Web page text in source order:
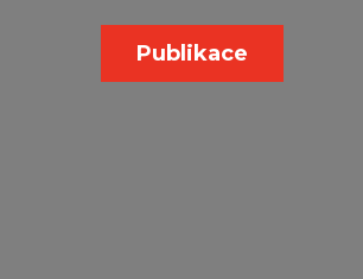
Publikace